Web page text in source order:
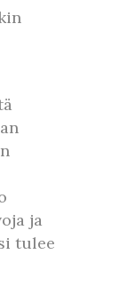
ja
tulee